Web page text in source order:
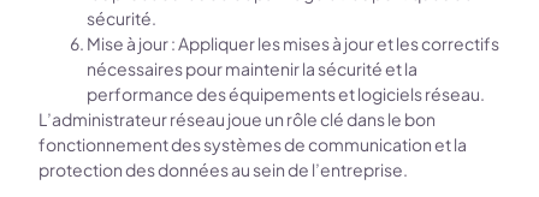
sécurité.
Mise à jour : Appliquer les mises à jour et les correctifs
nécessaires pour maintenir la sécurité et la
performance des équipements et logiciels réseau.
L’administrateur réseau joue un rôle clé dans le bon
fonctionnement des systèmes de communication et la
protection des données au sein de l’entreprise.